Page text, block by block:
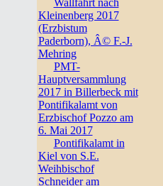
Wallfahrt nach
Kleinenberg 2017
(Erzbistum
Paderborn), Â© F.-J.
Mehring
PMT-
Hauptversammlung
2017 in Billerbeck mit
Pontifikalamt von
Erzbischof Pozzo am
6. Mai 2017
Pontifikalamt in
Kiel von S.E.
Weihbischof
Schneider am